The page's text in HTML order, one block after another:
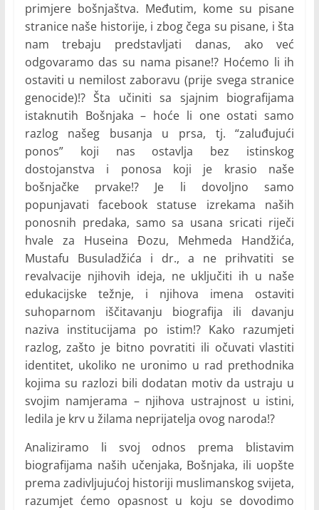
primjere bošnjaštva. Međutim, kome su pisane
stranice naše historije, i zbog čega su pisane, i šta
nam trebaju predstavljati danas, ako već
odgovaramo das su nama pisane!? Hoćemo li ih
ostaviti u nemilost zaboravu (prije svega stranice
genocide)!? Šta učiniti sa sjajnim biografijama
istaknutih Bošnjaka – hoće li one ostati samo
razlog našeg busanja u prsa, tj. “zaluđujući
ponos” koji nas ostavlja bez istinskog
dostojanstva i ponosa koji je krasio naše
bošnjačke prvake!? Je li dovoljno samo
popunjavati facebook statuse izrekama naših
ponosnih predaka, samo sa usana sricati riječi
hvale za Huseina Đozu, Mehmeda Handžića,
Mustafu Busuladžića i dr., a ne prihvatiti se
revalvacije njihovih ideja, ne uključiti ih u naše
edukacijske težnje, i njihova imena ostaviti
suhoparnom iščitavanju biografija ili davanju
naziva institucijama po istim!? Kako razumjeti
razlog, zašto je bitno povratiti ili očuvati vlastiti
identitet, ukoliko ne uronimo u rad prethodnika
kojima su razlozi bili dodatan motiv da ustraju u
svojim namjerama – njihova ustrajnost u istini,
ledila je krv u žilama neprijatelja ovog naroda!?
Analiziramo li svoj odnos prema blistavim
biografijama naših učenjaka, Bošnjaka, ili uopšte
prema zadivljujućoj historiji muslimanskog svijeta,
razumjet ćemo opasnost u koju se dovodimo